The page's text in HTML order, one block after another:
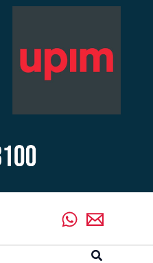
Cerca